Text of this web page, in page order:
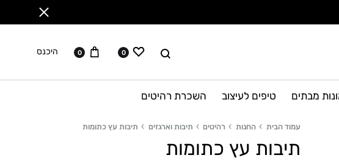
לחפש ווישליסט
0 עגלה
0 היכנס
מבתים טיפים לעיצוב השכרת רהיטים
עמוד הבית החנות רהיטים תיבות וארגזים תיבות עץ כתומות
תיבות עץ כתומות